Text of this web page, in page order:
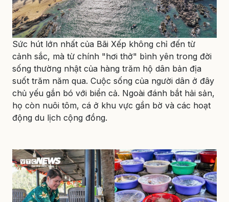
Sức hút lớn nhất của Bãi Xếp không chỉ đến từ
cảnh sắc, mà từ chính "hơi thở" bình yên trong đời
sống thường nhật của hàng trăm hộ dân bản địa
suốt trăm năm qua. Cuộc sống của người dân ở đây
chủ yếu gắn bó với biển cả. Ngoài đánh bắt hải sản,
họ còn nuôi tôm, cá ở khu vực gần bờ và các hoạt
động du lịch cộng đồng.